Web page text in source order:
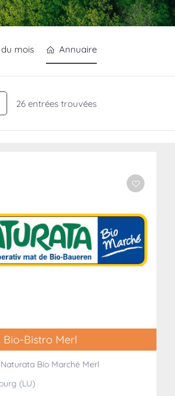
mois Annuaire
26 entrées trouvées
Bistro Merl
Bio Marché Merl
(LU)